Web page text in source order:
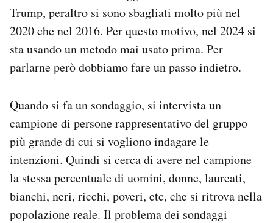
Trump, peraltro si sono sbagliati molto più nel
2020 che nel 2016. Per questo motivo, nel 2024 si
sta usando un metodo mai usato prima. Per
parlarne però dobbiamo fare un passo indietro.
Quando si fa un sondaggio, si intervista un
campione di persone rappresentativo del gruppo
più grande di cui si vogliono indagare le
intenzioni. Quindi si cerca di avere nel campione
la stessa percentuale di uomini, donne, laureati,
bianchi, neri, ricchi, poveri, etc, che si ritrova nella
popolazione reale. Il problema dei sondaggi